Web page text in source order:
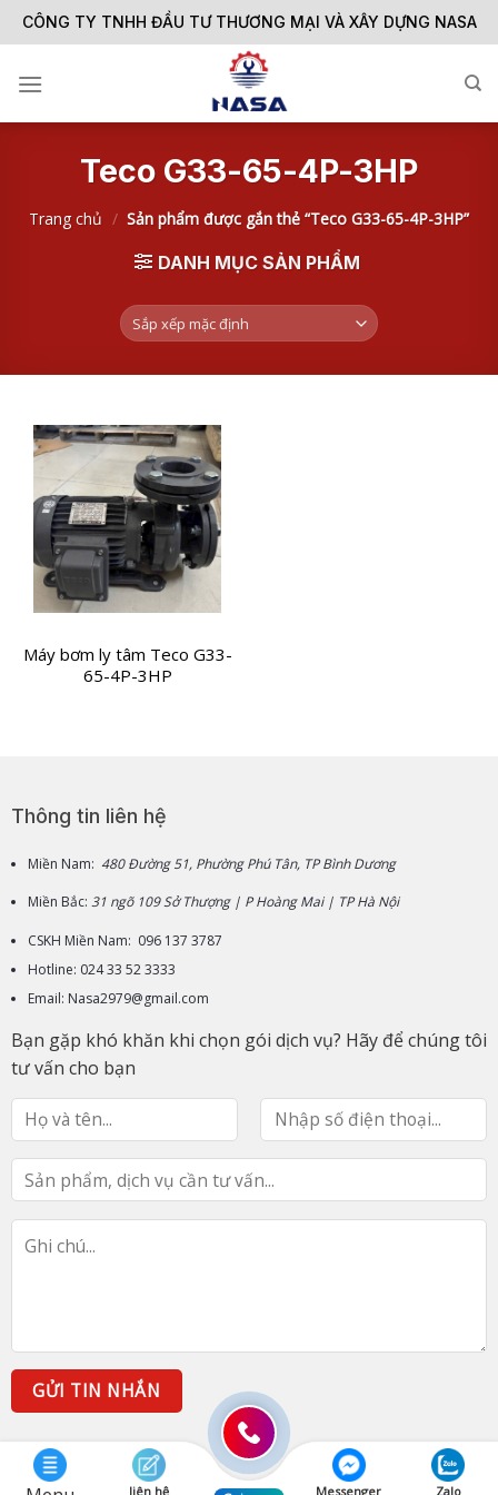
Skip
to
CÔNG TY TNHH ĐẦU TƯ THƯƠNG MẠI VÀ XÂY DỰNG NASA
Teco G33-65-4P-3HP
Trang chủ / Sản phẩm được gắn thẻ “Teco G33-65-4P-3HP”
DANH MỤC SẢN PHẨM
Máy bơm ly tâm Teco G33-
65-4P-3HP
Thông tin liên hệ
Miền Nam: 480 Đường 51, Phường Phú Tân, TP Bình Dương
Miền Bắc: 31 ngõ 109 Sở Thượng | P Hoàng Mai | TP Hà Nội
CSKH Miền Nam: 096 137 3787
Hotline: 024 33 52 3333
Email: Nasa2979@gmail.com
Bạn gặp khó khăn khi chọn gói dịch vụ? Hãy để chúng tôi
tư vấn cho bạn
liên hệ Messenger Zalo